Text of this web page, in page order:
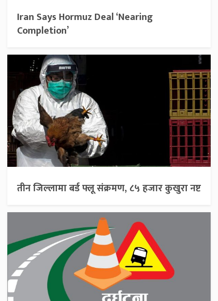
Iran Says Hormuz Deal ‘Nearing
Completion’
तीन जिल्लामा बर्ड फ्लू संक्रमण, ८५ हजार कुखुरा नष्ट